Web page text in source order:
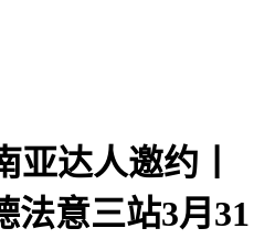
达人邀约丨
法意三站3月31